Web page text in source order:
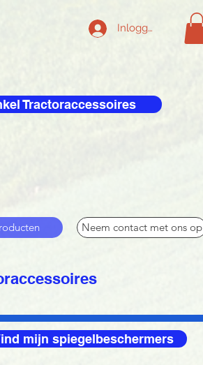
Inloggen
Tractoraccessoires
Neem contact met ons op
mijn spiegelbeschermers